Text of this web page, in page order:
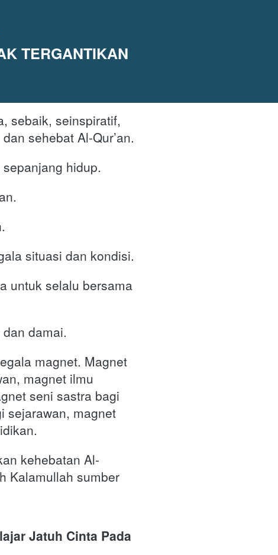
TERGANTIKAN
sebaik, seinspiratif,
hidup.
untuk selalu bersama
damai.
magnet. Magnet
magnet ilmu
seni sastra bagi
sejarawan, magnet
kehebatan Al-
Kalamullah sumber
Jatuh Cinta Pada